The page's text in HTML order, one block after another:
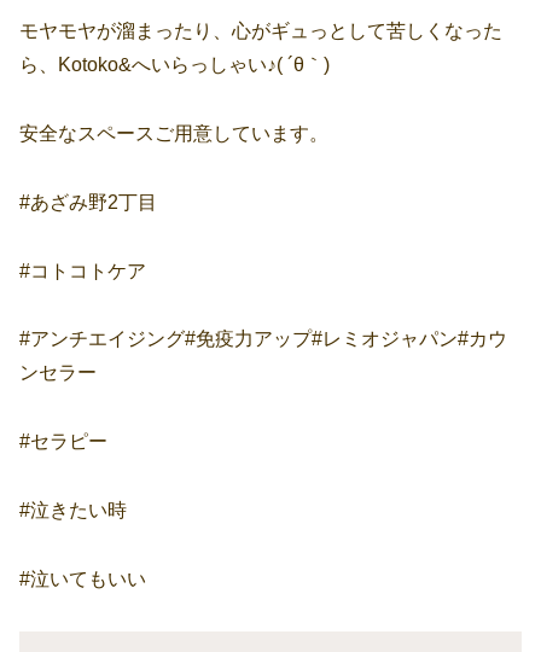
モヤモヤが溜まったり、心がギュっとして苦しくなった
ら、Kotoko&へいらっしゃい♪( ´θ｀)
安全なスペースご用意しています。
#あざみ野2丁目
#コトコトケア
#アンチエイジング#免疫力アップ#レミオジャパン#カウ
ンセラー
#セラピー
#泣きたい時
#泣いてもいい